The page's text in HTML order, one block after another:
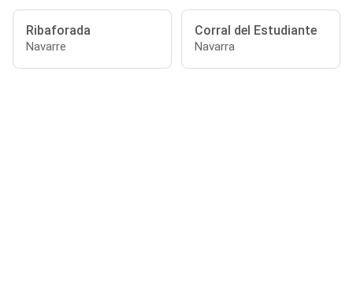
Ribaforada
Navarre
Corral del Estudiante
Navarra